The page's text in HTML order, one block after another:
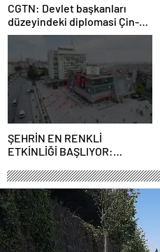
CGTN: Devlet başkanları
düzeyindeki diplomasi Çin-
Rusya arasındaki büyüyen
ortaklığı güçlendiriyor
ŞEHRİN EN RENKLİ
ETKİNLİĞİ BAŞLIYOR:
FESTİVALİ” HEYECANI
GAZİOSMANPAŞA’DA
YAŞANACAK